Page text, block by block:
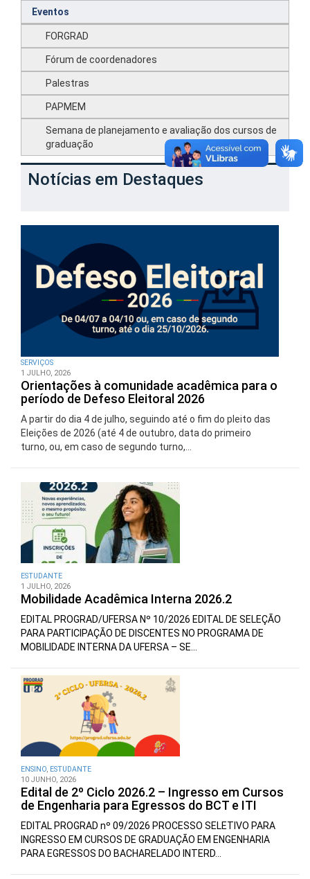
Eventos
FORGRAD
Fórum de coordenadores
Palestras
PAPMEM
Semana de planejamento e avaliação dos cursos de
graduação
Notícias em Destaques
SERVIÇOS
1 JULHO, 2026
Orientações à comunidade acadêmica para o
período de Defeso Eleitoral 2026
A partir do dia 4 de julho, seguindo até o fim do pleito das
Eleições de 2026 (até 4 de outubro, data do primeiro
turno, ou, em caso de segundo turno,...
ESTUDANTE
1 JULHO, 2026
Mobilidade Acadêmica Interna 2026.2
EDITAL PROGRAD/UFERSA Nº 10/2026 EDITAL DE SELEÇÃO
PARA PARTICIPAÇÃO DE DISCENTES NO PROGRAMA DE
MOBILIDADE INTERNA DA UFERSA – SE...
ENSINO, ESTUDANTE
10 JUNHO, 2026
Edital de 2º Ciclo 2026.2 – Ingresso em Cursos
de Engenharia para Egressos do BCT e ITI
EDITAL PROGRAD nº 09/2026 PROCESSO SELETIVO PARA
INGRESSO EM CURSOS DE GRADUAÇÃO EM ENGENHARIA
PARA EGRESSOS DO BACHARELADO INTERD...